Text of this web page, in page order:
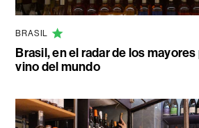
BRASIL
Brasil, en el radar de los
vino del mundo